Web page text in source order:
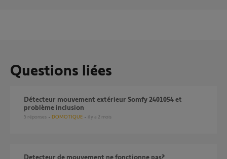
Questions liées
Détecteur mouvement extérieur Somfy 2401054 et
problème inclusion
5 réponses DOMOTIQUE il y a 2 mois
Detecteur de mouvement ne fonctionne pas?